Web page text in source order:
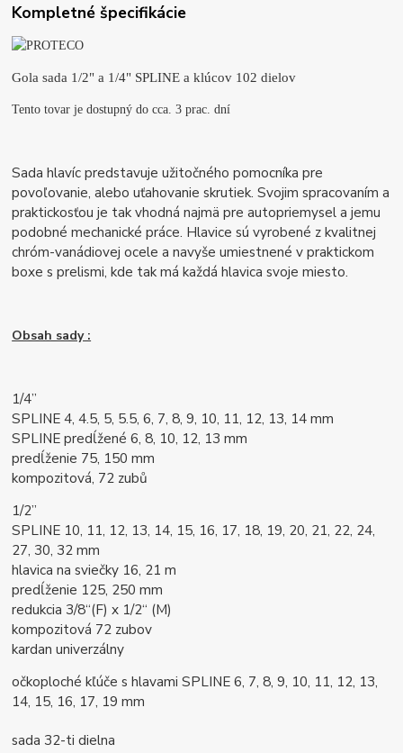
Kompletné špecifikácie
Gola sada 1/2" a 1/4" SPLINE a klúcov 102 dielov
Tento tovar je dostupný do cca. 3 prac. dní
Sada hlavíc predstavuje užitočného pomocníka pre
povoľovanie, alebo uťahovanie skrutiek. Svojim spracovaním a
praktickosťou je tak vhodná najmä pre autopriemysel a jemu
podobné mechanické práce. Hlavice sú vyrobené z kvalitnej
chróm-vanádiovej ocele a navyše umiestnené v praktickom
boxe s prelismi, kde tak má každá hlavica svoje miesto.
Obsah sady :
1/4”
SPLINE 4, 4.5, 5, 5.5, 6, 7, 8, 9, 10, 11, 12, 13, 14 mm
SPLINE predĺžené 6, 8, 10, 12, 13 mm
predĺženie 75, 150 mm
kompozitová, 72 zubů
1/2”
SPLINE 10, 11, 12, 13, 14, 15, 16, 17, 18, 19, 20, 21, 22, 24,
27, 30, 32 mm
hlavica na sviečky 16, 21 m
predĺženie 125, 250 mm
redukcia 3/8“(F) x 1/2“ (M)
kompozitová 72 zubov
kardan univerzálny
očkoploché kľúče s hlavami SPLINE 6, 7, 8, 9, 10, 11, 12, 13,
14, 15, 16, 17, 19 mm
sada 32-ti dielna